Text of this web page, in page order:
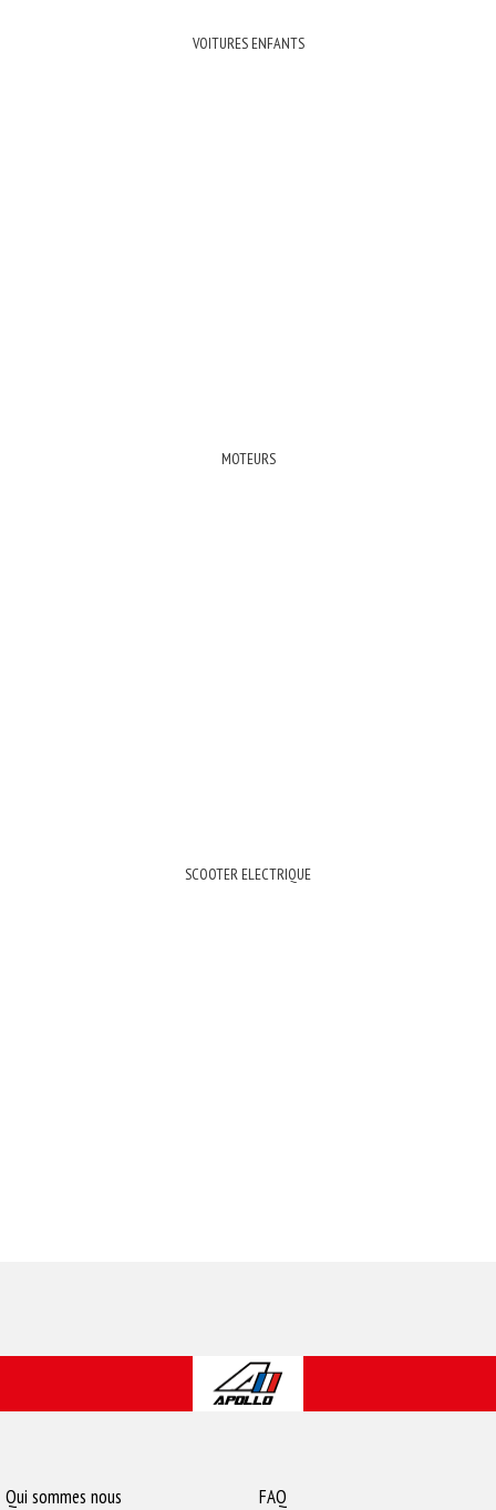
VOITURES ENFANTS
MOTEURS
SCOOTER ELECTRIQUE
Qui sommes nous FAQ